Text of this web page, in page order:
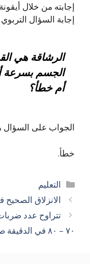
إجابته من خلال
إجابة السؤال التربوي
الرشاقة هي
الجسم بسرعة
أم خطأ؟
الجواب على السؤال
خطأ.
التصنيفات
التعليم
الانزلاق
تتراوح عدد
٧٠ – ٨٠ في الدقيقة صح أم خطأ